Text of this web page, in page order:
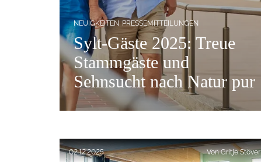
Sylt-Gäste 2025: Treue
Stammgäste und
Sehnsucht nach Natur pur
NEUIGKEITEN PRESSEMITTEILUNGEN
Veröffentlicht am:
02.12.2025 VonGritje Stöver